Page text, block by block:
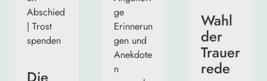
Wahl
der
Trauer
rede